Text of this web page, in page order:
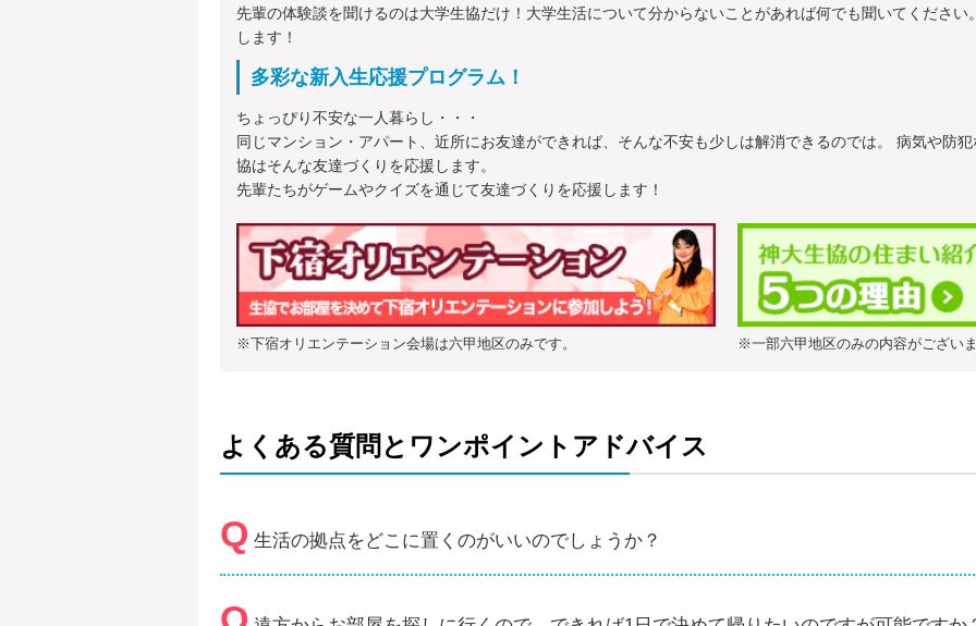
27(金) 受験生予約会終了
28(土)
3月
1(日)
2(月)
3(火)
4(水)
5(木)
6(金)
7(土)
◆休み◆
8(日)
◆休み◆
9(月)
10(火)
前期合格発表
通
介
期
医学部店へお電話にてご連絡下さい。
ます。
11(水)
15(日)
◆休み◆
16(月)
18(水)
19(木)
20(金・祝)
◆休み◆
先輩の体験談を聞けるのは大学生協だけ！大学生活について分からないことがあれば何でも聞いてくださ
します！
多彩な新入生応援プログラム！
ちょっぴり不安な一人暮らし・・・
同じマンション・アパート、近所にお友達ができれば、そんな不安も少しは解消できるのでは。 病気や防
協はそんな友達づくりを応援します。
先輩たちがゲームやクイズを通じて友達づくりを応援します！
※下宿オリエンテーション会場は六甲地区のみです。 ※一部六甲地区のみの内容がござい
よくある質問とワンポイントアドバイス
Q 生活の拠点をどこに置くのがいいのでしょうか？